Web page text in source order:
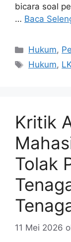
bicara soal
… Baca
Kategori
Hukum,
Tag
Hukum,
Kritik
Tolak
11 Mei 2026